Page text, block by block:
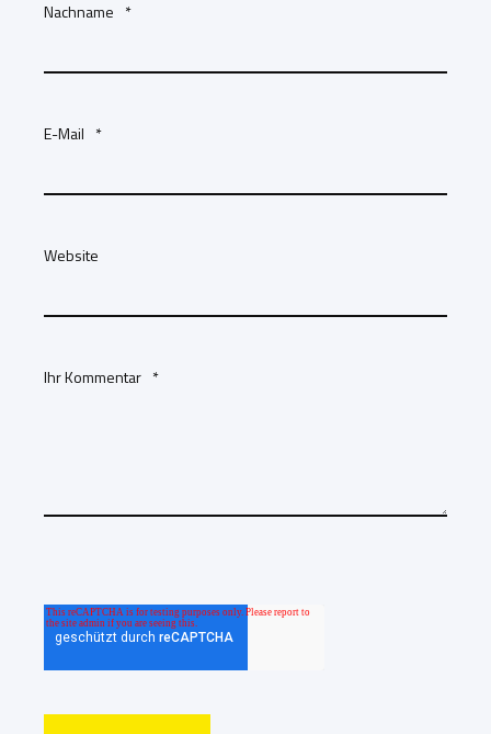
Nachname *
E-Mail *
Website
Ihr Kommentar *